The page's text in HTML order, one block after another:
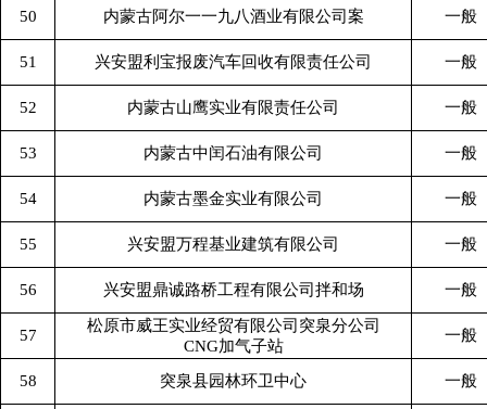
50 内蒙古阿尔一一九八酒业有限公司案 一般
51 兴安盟利宝报废汽车回收有限责任公司 一般
52 内蒙古山鹰实业有限责任公司 一般
53 内蒙古中闰石油有限公司 一般
54 内蒙古墨金实业有限公司 一般
55 兴安盟万程基业建筑有限公司 一般
56 兴安盟鼎诚路桥工程有限公司拌和场 一般
57
松原市威王实业经贸有限公司突泉分公司
CNG加气子站
一般
58 突泉县园林环卫中心 一般